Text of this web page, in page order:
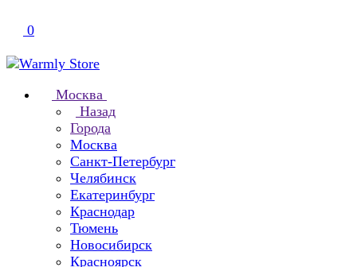
0
Москва
Назад
Города
Москва
Санкт-Петербург
Челябинск
Екатеринбург
Краснодар
Тюмень
Новосибирск
Красноярск